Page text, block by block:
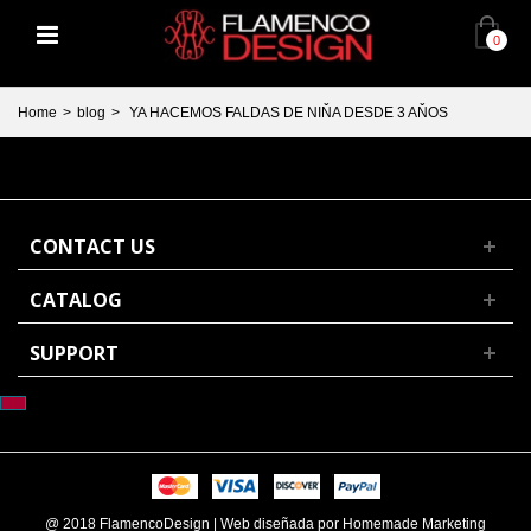
0
Home > blog > YA HACEMOS FALDAS DE NIŇA DESDE 3 AŇOS
CONTACT US
CATALOG
SUPPORT
@ 2018 FlamencoDesign | Web diseñada por Homemade Marketing